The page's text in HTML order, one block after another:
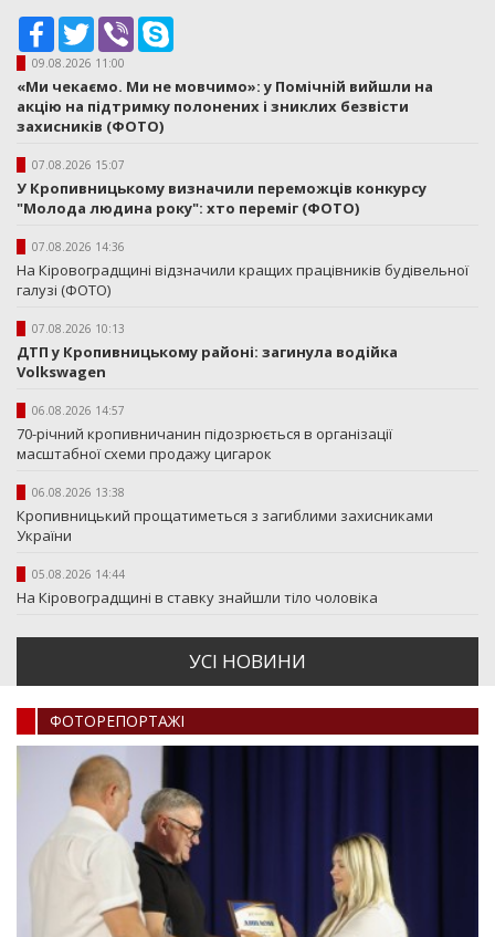
Facebook
TwitterViber
09.08.2026 11:00
«Ми чекаємо. Ми не мовчимо»: у Помічній вийшли на
акцію на підтримку полонених і зниклих безвісти
захисників (ФОТО)
07.08.2026 15:07
У Кропивницькому визначили переможців конкурсу
"Молода людина року": хто переміг (ФОТО)
07.08.2026 14:36
На Кіровоградщині відзначили кращих працівників будівельної
галузі (ФОТО)
07.08.2026 10:13
ДТП у Кропивницькому районі: загинула водійка
Volkswagen
06.08.2026 14:57
70-річний кропивничанин підозрюється в організації
масштабної схеми продажу цигарок
06.08.2026 13:38
Кропивницький прощатиметься з загиблими захисниками
України
05.08.2026 14:44
На Кіровоградщині в ставку знайшли тіло чоловіка
УСI НОВИНИ
ФОТОРЕПОРТАЖI